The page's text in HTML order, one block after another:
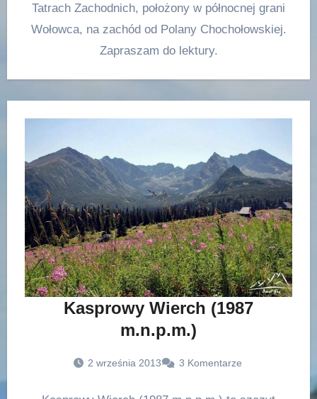
Tatrach Zachodnich, położony w północnej grani
Wołowca, na zachód od Polany Chochołowskiej.
Zapraszam do lektury.
Kasprowy Wierch (1987
m.n.p.m.)
2 września 2013 3 Komentarze